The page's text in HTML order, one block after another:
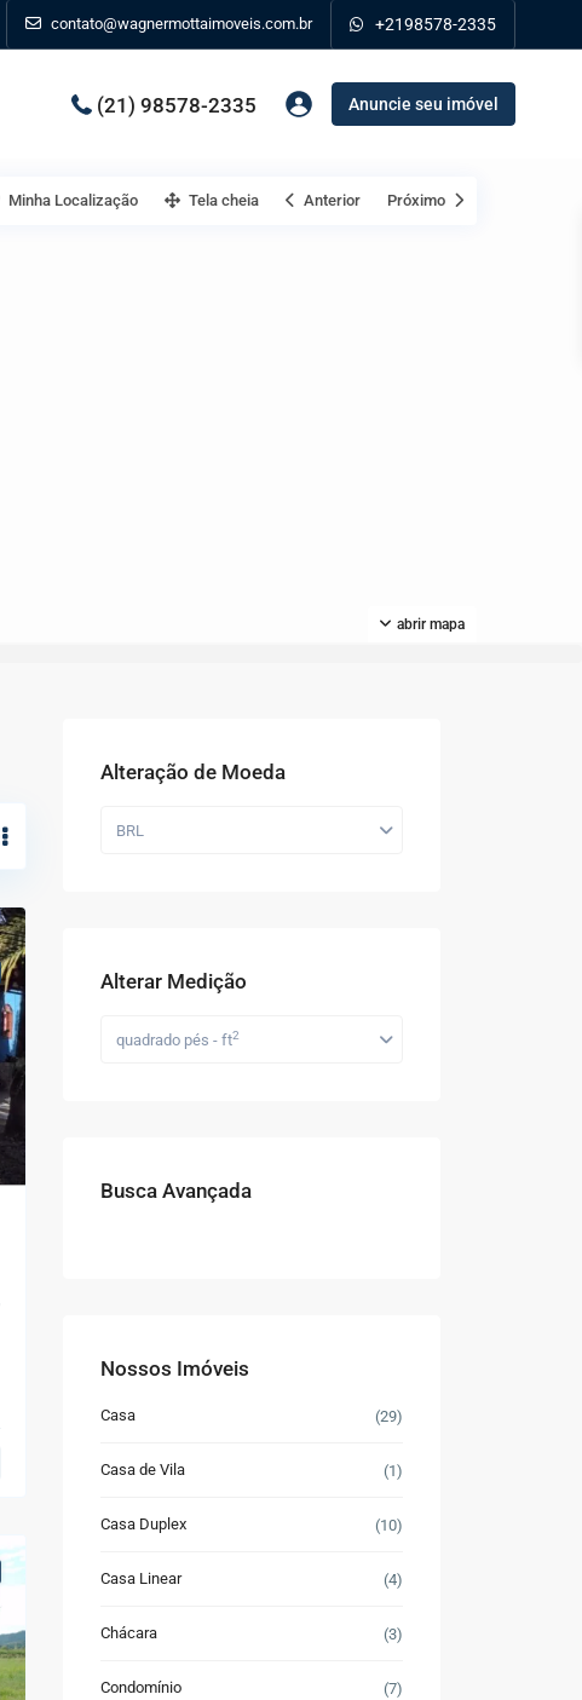
contato@wagnermottaimoveis.com.br +2198578-2335
(21) 98578-2335 Anuncie seu imóvel
abrir mapa
Minha Localização Tela cheia Anterior Próximo
Alteração de Moeda
BRL
Alterar Medição
quadrado pés - ft2
Busca Avançada
Nossos Imóveis
Casa (29)
Casa de Vila (1)
Casa Duplex (10)
Casa Linear (4)
Chácara (3)
Condomínio (7)